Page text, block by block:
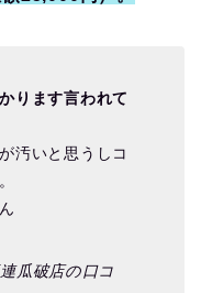
ります言われて
汚いと思うしコ
瓜破店の口コ